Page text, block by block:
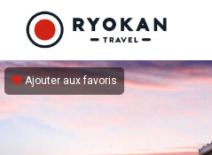
Vivez l'expérience authentique d'un
Ajouter aux favoris